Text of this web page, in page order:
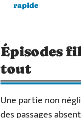
rapide
Épisodes
tout
Une partie non
des passages